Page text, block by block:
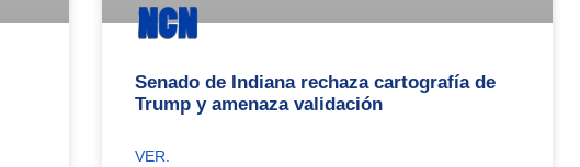
Senado de Indiana rechaza cartografía de
Trump y amenaza validación
VER.